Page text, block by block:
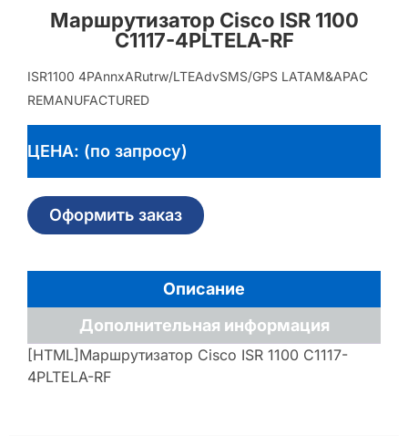
Маршрутизатор Cisco ISR 1100
C1117-4PLTELA-RF
ISR1100 4PAnnxARutrw/LTEAdvSMS/GPS LATAM&APAC
REMANUFACTURED
ЦЕНА: (по запросу)
Оформить заказ
Описание
Дополнительная информация
[HTML]Маршрутизатор Cisco ISR 1100 C1117-
4PLTELA-RF